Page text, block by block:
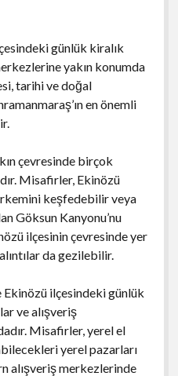
günlük kiralık
yakın konumda
tarihi ve doğal
en önemli
çevresinde birçok
Misafirler, Ekinözü
keşfedebilir veya
Göksun Kanyonu’nu
ilçesinin çevresinde yer
da gezilebilir.
Ekinözü ilçesindeki günlük
ve alışveriş
Misafirler, yerel el
yerel pazarları
alışveriş merkezlerinde